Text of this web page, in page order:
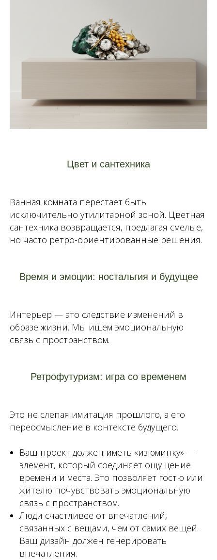
Цвет и сантехника
Ванная комната перестает быть
исключительно утилитарной зоной. Цветная
сантехника возвращается, предлагая смелые,
но часто ретро-ориентированные решения.
Время и эмоции: ностальгия и будущее
Интерьер — это следствие изменений в
образе жизни. Мы ищем эмоциональную
связь с пространством.
Ретрофутуризм: игра со временем
Это не слепая имитация прошлого, а его
переосмысление в контексте будущего.
Ваш проект должен иметь «изюминку» —
элемент, который соединяет ощущение
времени и места. Это позволяет гостю или
жителю почувствовать эмоциональную
связь с пространством.
Люди счастливее от впечатлений,
связанных с вещами, чем от самих вещей.
Ваш дизайн должен генерировать
впечатления.